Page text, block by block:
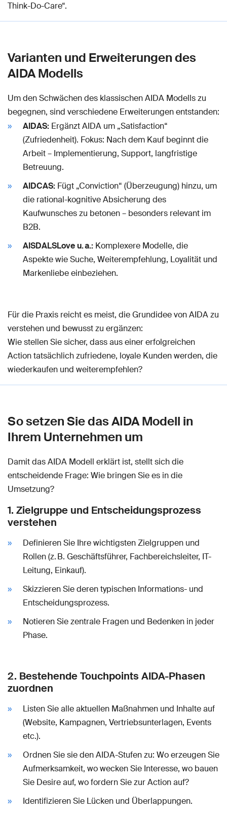
Think-Do-Care“.
Varianten und Erweiterungen des
AIDA Modells
Um den Schwächen des klassischen AIDA Modells zu
begegnen, sind verschiedene Erweiterungen entstanden:
AIDAS: Ergänzt AIDA um „Satisfaction“
(Zufriedenheit). Fokus: Nach dem Kauf beginnt die
Arbeit – Implementierung, Support, langfristige
Betreuung.
AIDCAS: Fügt „Conviction“ (Überzeugung) hinzu, um
die rational-kognitive Absicherung des
Kaufwunsches zu betonen – besonders relevant im
B2B.
AISDALSLove u. a.: Komplexere Modelle, die
Aspekte wie Suche, Weiterempfehlung, Loyalität und
Markenliebe einbeziehen.
Für die Praxis reicht es meist, die Grundidee von AIDA zu
verstehen und bewusst zu ergänzen:
Wie stellen Sie sicher, dass aus einer erfolgreichen
Action tatsächlich zufriedene, loyale Kunden werden, die
wiederkaufen und weiterempfehlen?
So setzen Sie das AIDA Modell in
Ihrem Unternehmen um
Damit das AIDA Modell erklärt ist, stellt sich die
entscheidende Frage: Wie bringen Sie es in die
Umsetzung?
1. Zielgruppe und Entscheidungsprozess
verstehen
Definieren Sie Ihre wichtigsten Zielgruppen und
Rollen (z. B. Geschäftsführer, Fachbereichsleiter, IT-
Leitung, Einkauf).
Skizzieren Sie deren typischen Informations- und
Entscheidungsprozess.
Notieren Sie zentrale Fragen und Bedenken in jeder
Phase.
2. Bestehende Touchpoints AIDA-Phasen
zuordnen
Listen Sie alle aktuellen Maßnahmen und Inhalte auf
(Website, Kampagnen, Vertriebsunterlagen, Events
etc.).
Ordnen Sie sie den AIDA-Stufen zu: Wo erzeugen Sie
Aufmerksamkeit, wo wecken Sie Interesse, wo bauen
Sie Desire auf, wo fordern Sie zur Action auf?
Identifizieren Sie Lücken und Überlappungen.